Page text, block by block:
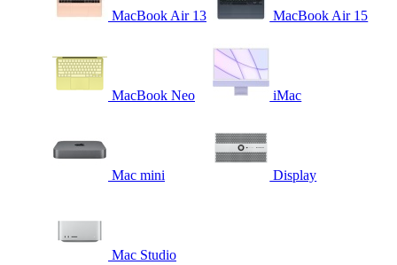
MacBook Air 13 MacBook Air 15
MacBook Neo iMac
Mac mini Display
Mac Studio